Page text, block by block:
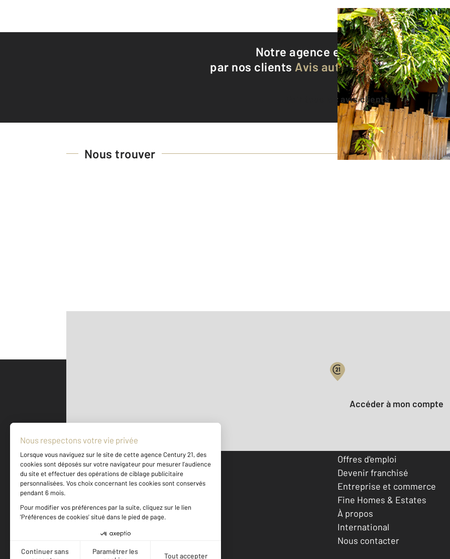
Notre agence est notée9,1/10
par nos clients Avis authentifiés par
Voir tous les avis clients
Nous trouver
500 m ©
Votre compte :
Accéder à mon compte
Achat
Location
Offres d'emploi
Devenir franchisé
Entreprise et commerce
Fine Homes & Estates
À propos
International
Nous contacter